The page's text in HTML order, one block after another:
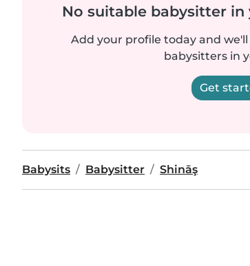
No suitable babysitter
Add your profile today and
babysitters in
Get
Babysits Babysitter Shināş